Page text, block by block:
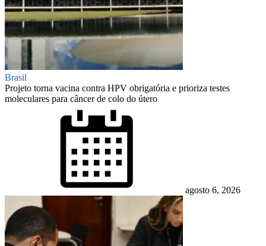
Brasil
Projeto torna vacina contra HPV obrigatória e prioriza testes
moleculares para câncer de colo do útero
agosto 6, 2026